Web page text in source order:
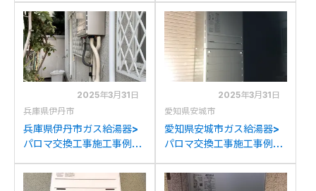
2452SAWX-2からパロマ
FH-E2421SAWLへの交換
らパロマFH-E2421SAWL
への交換
2025年3月31日
兵庫県伊丹市
兵庫県伊丹市ガス給湯器>
パロマ交換工事施工事例：
2450(S)AWXからパロマ
FH-E2421SAWLへの交換
2025年3月31日
愛知県安城市
愛知県安城市ガス給湯器>
パロマ交換工事施工事例：
C2452SAWX-2からパロ
マFH-E2421SAWLへの交